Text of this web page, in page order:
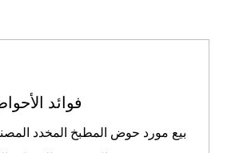
فوائد
بيع مورد حوض المطبخ المخدد